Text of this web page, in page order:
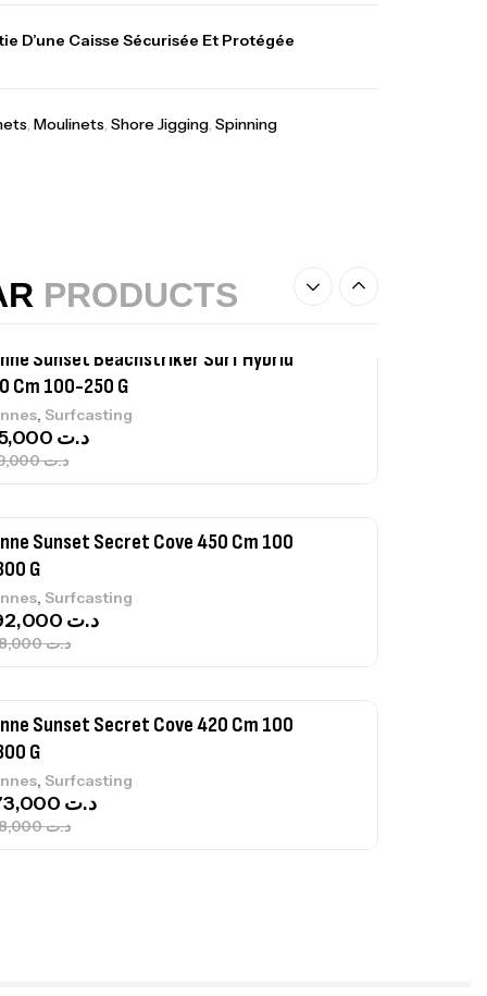
D’une Caisse Sécurisée Et Protégée
, Moulinets, Shore Jigging, Spinning
PRODUCTS
3 Branches Inox T26S/35
Sunset Secret Cove 450 Cm 100
G
, Surfcasting
د.ت768,000
د.ت692,000
Sunset Secret Cove 420 Cm 100
G
, Surfcasting
د.ت748,000
د.ت 673,000
Jigging Sunset Massive Attack
120/250gr 30kg
, Jigging
د.ت379,000
د.ت340,000